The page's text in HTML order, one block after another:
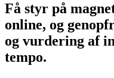
Få styr på
online, og
og vurdering af
tempo.